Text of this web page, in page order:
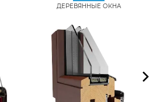
ДЕРЕВЯННЫЕ ОКНА